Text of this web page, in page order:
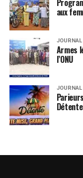
aux
Armes
l’ONU